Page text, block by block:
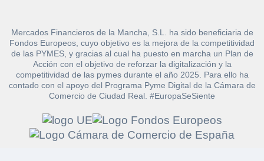
Mercados Financieros de la Mancha, S.L. ha sido beneficiaria de
Fondos Europeos, cuyo objetivo es la mejora de la competitividad
de las PYMES, y gracias al cual ha puesto en marcha un Plan de
Acción con el objetivo de reforzar la digitalización y la
competitividad de las pymes durante el año 2025. Para ello ha
contado con el apoyo del Programa Pyme Digital de la Cámara de
Comercio de Ciudad Real. #EuropaSeSiente